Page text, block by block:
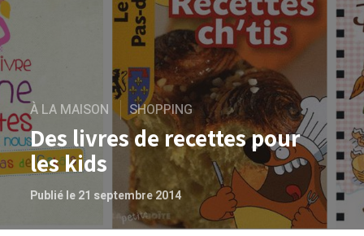
À LA MAISON SHOPPING
Des livres de recettes pour
les kids
Publié le 21 septembre 2014